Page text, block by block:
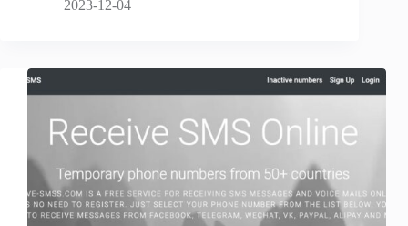
2023-12-04